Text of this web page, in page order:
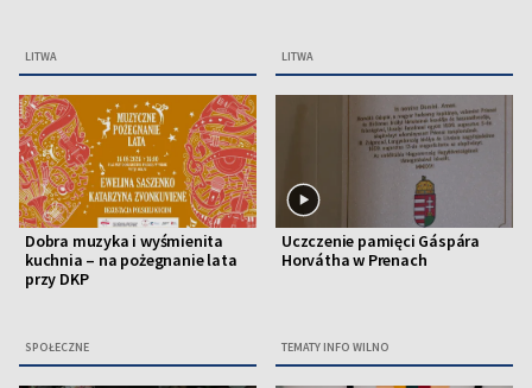
LITWA LITWA
Dobra muzyka i wyśmienita
kuchnia – na pożegnanie lata
przy DKP
SPOŁECZNE
Uczczenie pamięci Gáspára
Horvátha w Prenach
TEMATY INFO WILNO